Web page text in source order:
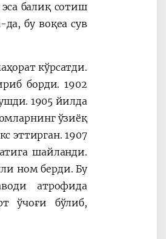
балиқ сотиш
бу воқеа сув
кўрсатди.
борди. 1902
1905 йилда
ўзиёқ
эттирган. 1907
шайланди.
ном берди. Бу
атрофида
ўчоғи бўлиб,